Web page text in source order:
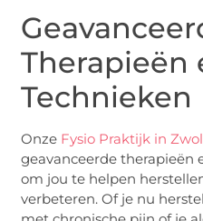
Therapieën
Technieken
Onze Fysio Praktijk in
geavanceerde therapieën
om jou te helpen
verbeteren. Of je nu